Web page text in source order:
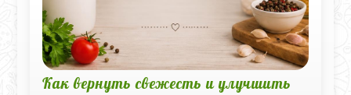
Как вернуть свежесть и улучшить